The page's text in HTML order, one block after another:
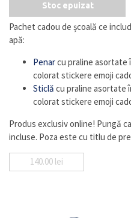
Stoc epuizat
Pachet cadou de școală ce
apă:
Penarcu praline asortate
colorat stickere emoji
Sticlă cu praline asortate
colorat stickere emoji
Produs exclusiv online! Pungă
incluse. Poza este cu titlu de
140.00 lei